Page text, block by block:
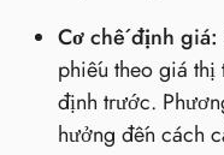
Cơ chế định giá:
phiếu theo giá
định trước.
hưởng đến cách